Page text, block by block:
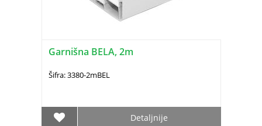
Garnišna BELA, 2m
Šifra: 3380-2mBEL
Detaljnije